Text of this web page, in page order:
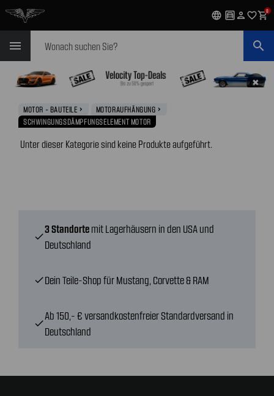
language garage person favorite_outlineshopping_cart0
menu search
✖
MOTOR - BAUTEILE navigate_next MOTORAUFHÄNGUNG navigate_next
SCHWINGUNGSDÄMPFUNGSELEMENT MOTOR
Unter dieser Kategorie sind keine Produkte aufgeführt.
check
3 Standorte mit Lagerhäusern in den USA und
Deutschland
checkDein Teile-Shop für Mustang, Corvette & RAM
check
Ab 150,- € versandkostenfreier Standardversand in
Deutschland